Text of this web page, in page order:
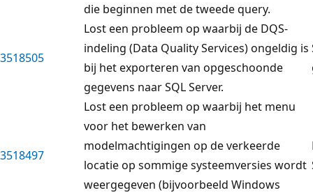
die beginnen met de tweede query.
3518505
Lost een probleem op waarbij de DQS-
indeling (Data Quality Services) ongeldig is
bij het exporteren van opgeschoonde
gegevens naar SQL Server.
3518497
Lost een probleem op waarbij het menu
voor het bewerken van
modelmachtigingen op de verkeerde
locatie op sommige systeemversies wordt
weergegeven (bijvoorbeeld Windows